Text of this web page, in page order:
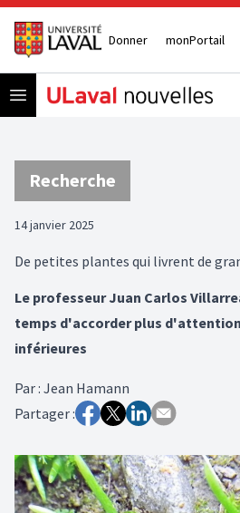
Donner monPortail
Open menu
Recherche
14 janvier 2025
De petites plantes qui livrent de
Le professeur Juan Carlos
temps d'accorder plus
inférieures
Par: Jean Hamann
Partager :